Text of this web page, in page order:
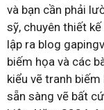
và bạn cần phải
sỹ, chuyên thiết
lập ra blog
biếm họa và các
kiểu vẽ tranh
sẵn sàng vẽ bất